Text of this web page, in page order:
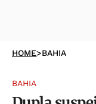
HOME>BAHIA
BAHIA